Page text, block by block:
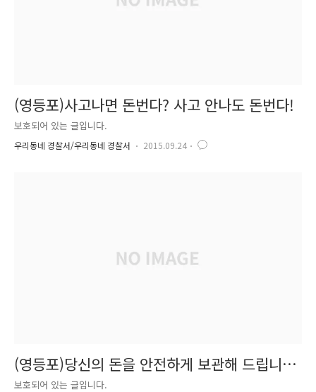
(영등포)사고나면 돈번다? 사고 안나도 돈번다!
보호되어 있는 글입니다.
우리동네 경찰서/우리동네 경찰서 2015.09.24
(영등포)당신의 돈을 안전하게 보관해 드립니
다?
보호되어 있는 글입니다.